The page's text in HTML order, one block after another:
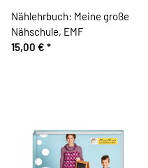
Nählehrbuch: Meine große
Nähschule, EMF
15,00 € *